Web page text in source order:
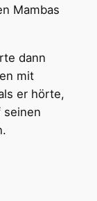
Mambas
dann
mit
er hörte,
seinen